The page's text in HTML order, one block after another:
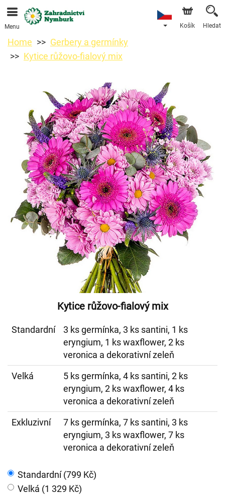
Objednávky přes e-shop přijímáme. Nejbližší možné
doručení je od 11.8.2026 z důvodu dovolené.
Menu Košík Hledat
Home
Gerbery a germínky
Kytice růžovo-fialový mix
Kytice růžovo-fialový mix
Standardní
3 ks germínka, 3 ks santini, 1 ks
eryngium, 1 ks waxflower, 2 ks
veronica a dekorativní zeleň
Velká
5 ks germínka, 4 ks santini, 2 ks
eryngium, 2 ks waxflower, 4 ks
veronica a dekorativní zeleň
Exkluzivní
7 ks germínka, 7 ks santini, 3 ks
eryngium, 3 ks waxflower, 7 ks
veronica a dekorativní zeleň
Standardní (799 Kč)
Velká (1 329 Kč)